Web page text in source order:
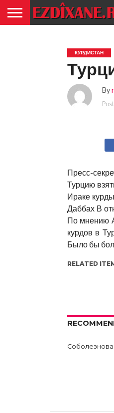
КУРДИСТАН
By
Пресс-
Турцию
Ираке
Даббах В
По мнению
курдов в
Было бы
RELATED